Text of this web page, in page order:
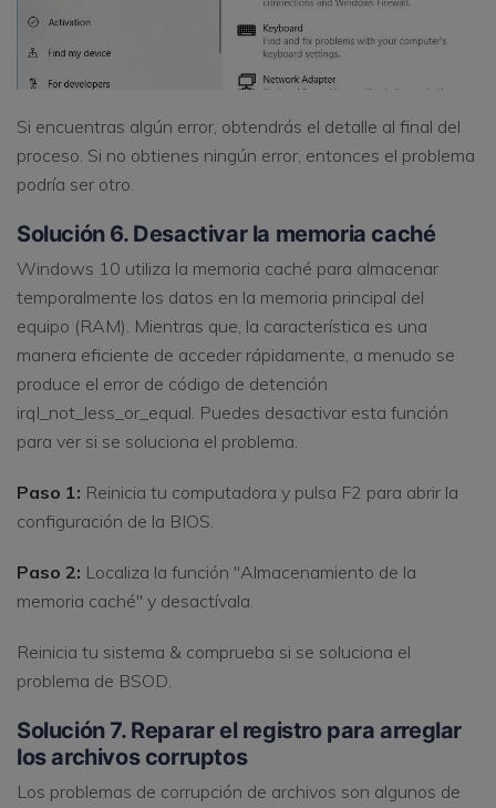
Si encuentras algún error, obtendrás el detalle al final del
proceso. Si no obtienes ningún error, entonces el problema
podría ser otro.
Solución 6. Desactivar la memoria caché
Windows 10 utiliza la memoria caché para almacenar
temporalmente los datos en la memoria principal del
equipo (RAM). Mientras que, la característica es una
manera eficiente de acceder rápidamente, a menudo se
produce el error de código de detención
irql_not_less_or_equal. Puedes desactivar esta función
para ver si se soluciona el problema.
Paso 1: Reinicia tu computadora y pulsa F2 para abrir la
configuración de la BIOS.
Paso 2: Localiza la función "Almacenamiento de la
memoria caché" y desactívala.
Reinicia tu sistema & comprueba si se soluciona el
problema de BSOD.
Solución 7. Reparar el registro para arreglar
los archivos corruptos
Los problemas de corrupción de archivos son algunos de